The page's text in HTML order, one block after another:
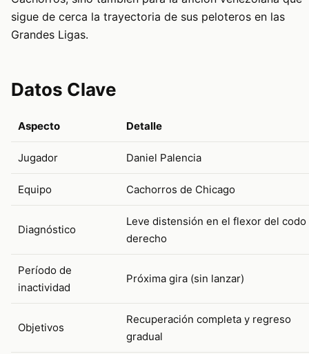
sigue de cerca la trayectoria de sus peloteros en las
Grandes Ligas.
Datos Clave
Aspecto Detalle
Jugador Daniel Palencia
Equipo Cachorros de Chicago
Diagnóstico
Leve distensión en el flexor del codo
derecho
Período de
inactividad
Próxima gira (sin lanzar)
Objetivos
Recuperación completa y regreso
gradual